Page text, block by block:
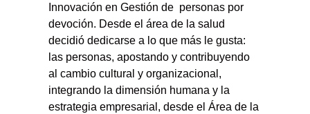
Innovación en Gestión de personas por
devoción. Desde el área de la salud
decidió dedicarse a lo que más le gusta:
las personas, apostando y contribuyendo
al cambio cultural y organizacional,
integrando la dimensión humana y la
estrategia empresarial, desde el Área de la